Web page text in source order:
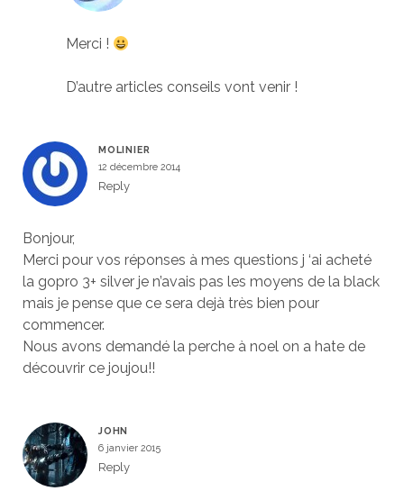
Merci !
D’autre articles conseils vont venir !
MOLINIER
12 décembre 2014
Reply
Bonjour,
Merci pour vos réponses à mes questions j ‘ai acheté
la gopro 3+ silver je n’avais pas les moyens de la black
mais je pense que ce sera dejà très bien pour
commencer.
Nous avons demandé la perche à noel on a hate de
découvrir ce joujou!!
JOHN
6 janvier 2015
Reply